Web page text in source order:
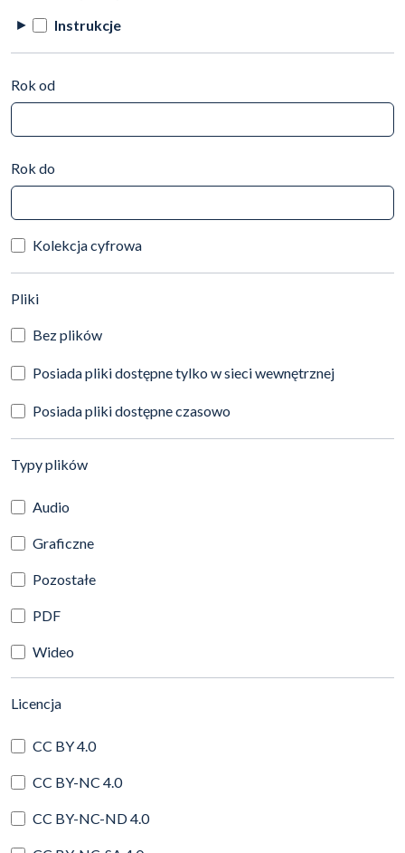
Instrukcje
Rok od
Rok do
Kolekcja cyfrowa
Pliki(automatyczne przeładowanie treści)
Bez plików
Posiada pliki dostępne tylko w sieci wewnętrznej
Posiada pliki dostępne czasowo
Typy plików(automatyczne przeładowanie treści)
Audio
Graficzne
Pozostałe
PDF
Wideo
Licencja(automatyczne przeładowanie treści)
CC BY 4.0
CC BY-NC 4.0
CC BY-NC-ND 4.0